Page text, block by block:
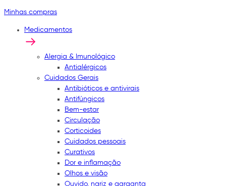
Minhas compras
Medicamentos
Alergia & Imunológico
Antialérgicos
Cuidados Gerais
Antibióticos e antivirais
Antifúngicos
Bem-estar
Circulação
Corticoides
Cuidados pessoais
Curativos
Dor e inflamação
Olhos e visão
Ouvido, nariz e garganta